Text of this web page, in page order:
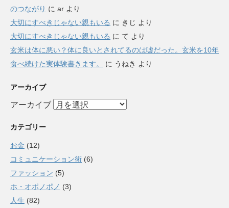
のつながり に ar より
大切にすべきじゃない親もいる に きじ より
大切にすべきじゃない親もいる に て より
玄米は体に悪い？体に良いとされてるのは嘘だった。玄米を10年
食べ続けた実体験書きます。
に うねき より
アーカイブ
アーカイブ
カテゴリー
お金 (12)
コミュニケーション術 (6)
ファッション (5)
ホ・オポノポノ (3)
人生 (82)